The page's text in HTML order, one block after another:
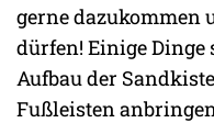
gerne dazukommen
dürfen! Einige Dinge
Aufbau der
Fußleisten